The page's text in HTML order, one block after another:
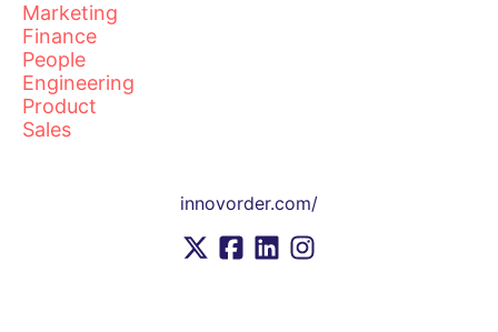
Marketing
Finance
People
Engineering
Product
Sales
innovorder.com/